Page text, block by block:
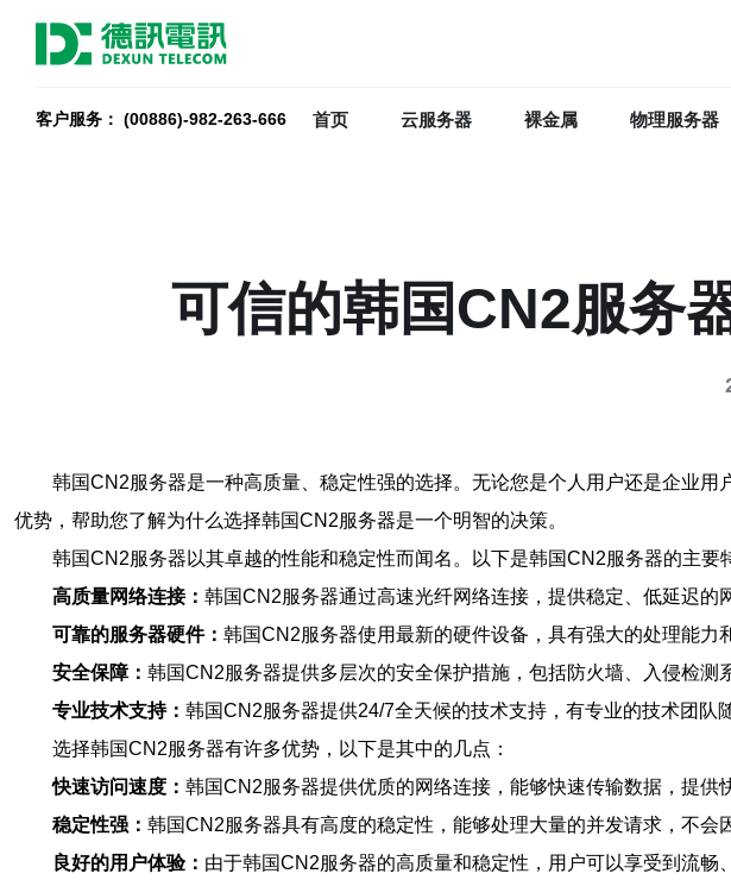
客户服务： (00886)-982-263-666 首页 云服务器 裸金属 物理服务器
可信的韩国CN2服务
韩国CN2服务器是一种高质量、稳定性强的选择。无论您是个人用户还是企业
优势，帮助您了解为什么选择韩国CN2服务器是一个明智的决策。
韩国CN2服务器以其卓越的性能和稳定性而闻名。以下是韩国CN2服务器的主要
高质量网络连接： 韩国CN2服务器通过高速光纤网络连接，提供稳定、低延迟的
可靠的服务器硬件： 韩国CN2服务器使用最新的硬件设备，具有强大的处理能力
安全保障： 韩国CN2服务器提供多层次的安全保护措施，包括防火墙、入侵检测
专业技术支持： 韩国CN2服务器提供24/7全天候的技术支持，有专业的技术团队
选择韩国CN2服务器有许多优势，以下是其中的几点：
快速访问速度： 韩国CN2服务器提供优质的网络连接，能够快速传输数据，提供
稳定性强： 韩国CN2服务器具有高度的稳定性，能够处理大量的并发请求，不会
良好的用户体验： 由于韩国CN2服务器的高质量和稳定性，用户可以享受到流畅